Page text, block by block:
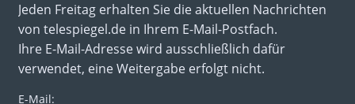
Jeden Freitag erhalten Sie die aktuellen Nachrichten
von telespiegel.de in Ihrem E-Mail-Postfach.
Ihre E-Mail-Adresse wird ausschließlich dafür
verwendet, eine Weitergabe erfolgt nicht.
E-Mail: